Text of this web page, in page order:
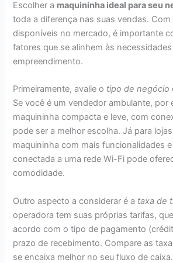
Escolher a maquininha ideal para seu
toda a diferença nas suas vendas.
disponíveis no mercado, é importante
fatores que se alinhem às
empreendimento.
Primeiramente, avalie o tipo de negócio
Se você é um vendedor ambulante, por
maquininha compacta e leve, com
pode ser a melhor escolha. Já para
maquininha com mais funcionalidades
conectada a uma rede Wi-Fi pode
comodidade.
Outro aspecto a considerar é a taxa de
operadora tem suas próprias tarifas,
acordo com o tipo de pagamento
prazo de recebimento. Compare as
se encaixa melhor no seu fluxo de caixa.